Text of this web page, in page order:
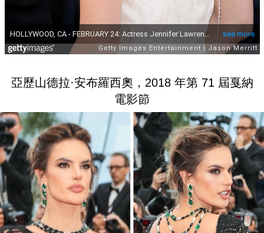
亞歷山德拉·安布羅西奧，2018 年第 71 屆戛納
電影節